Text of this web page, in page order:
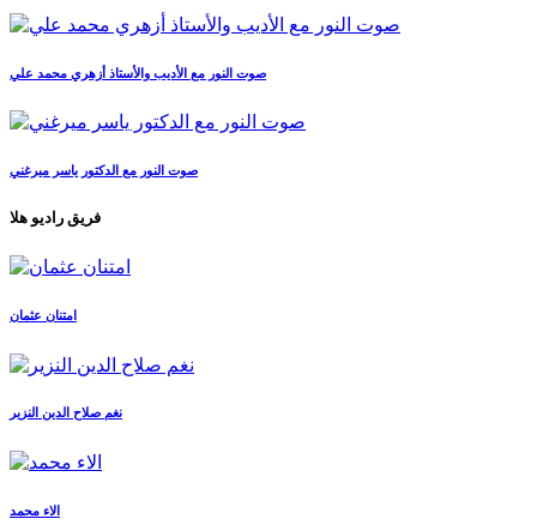
صوت النور مع الأديب والأستاذ أزهري محمد علي
صوت النور مع الدكتور ياسر ميرغني
فريق راديو هلا
امتنان عثمان
نغم صلاح الدين النزير
الاء محمد